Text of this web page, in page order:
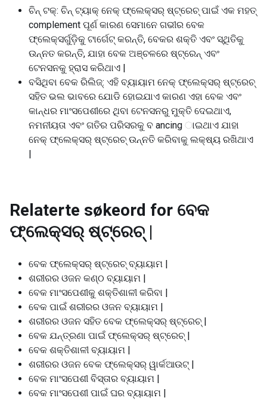
ଚିନ୍ ଟକ୍: ଚିନ୍ ଟ୍ୟାକ୍ ନେକ୍ ଫ୍ଲେକ୍ସର୍ ଷ୍ଟ୍ରେଚ୍ ପାଇଁ ଏକ ମହତ୍
complement ପୂର୍ଣ କାରଣ ସେମାନେ ଗଭୀର ବେକ
ଫ୍ଲେକ୍ସର୍ଗୁଡ଼ିକୁ ଟାର୍ଗେଟ୍ କରନ୍ତି, ବେକର ଶକ୍ତି ଏବଂ ସ୍ଥିତିକୁ
ଉନ୍ନତ କରନ୍ତି, ଯାହା ବେକ ଅଞ୍ଚଳରେ ଷ୍ଟ୍ରେନ୍ ଏବଂ
ଟେନସନକୁ ହ୍ରାସ କରିଥାଏ |
ବସିଥିବା ବେକ ରିଲିଜ୍: ଏହି ବ୍ୟାୟାମ ନେକ୍ ଫ୍ଲେକ୍ସର୍ ଷ୍ଟ୍ରେଚ୍
ସହିତ ଭଲ ଭାବରେ ଯୋଡି ହୋଇଯାଏ କାରଣ ଏହା ବେକ ଏବଂ
କାନ୍ଧର ମାଂସପେଶୀରେ ଥିବା ଟେନସନରୁ ମୁକ୍ତି ଦେଇଥାଏ,
ନମନୀୟତା ଏବଂ ଗତିର ପରିସରକୁ ବ ancing ାଇଥାଏ ଯାହା
ନେକ୍ ଫ୍ଲେକ୍ସର୍ ଷ୍ଟ୍ରେଚ୍ ଉନ୍ନତି କରିବାକୁ ଲକ୍ଷ୍ୟ ରଖିଥାଏ
|
Relaterte søkeord for ବେକ
ଫ୍ଲେକ୍ସର୍ ଷ୍ଟ୍ରେଚ୍ |
ବେକ ଫ୍ଲେକ୍ସର୍ ଷ୍ଟ୍ରେଚ୍ ବ୍ୟାୟାମ |
ଶରୀରର ଓଜନ କଣ୍ଠ ବ୍ୟାୟାମ |
ବେକ ମାଂସପେଶୀକୁ ଶକ୍ତିଶାଳୀ କରିବା |
ବେକ ପାଇଁ ଶରୀରର ଓଜନ ବ୍ୟାୟାମ |
ଶରୀରର ଓଜନ ସହିତ ବେକ ଫ୍ଲେକ୍ସର୍ ଷ୍ଟ୍ରେଚ୍ |
ବେକ ଯନ୍ତ୍ରଣା ପାଇଁ ଫ୍ଲେକ୍ସର୍ ଷ୍ଟ୍ରେଚ୍ |
ବେକ ଶକ୍ତିଶାଳୀ ବ୍ୟାୟାମ |
ଶରୀରର ଓଜନ ବେକ ଫ୍ଲେକ୍ସର୍ ୱାର୍କଆଉଟ୍ |
ବେକ ମାଂସପେଶୀ ବିସ୍ତାର ବ୍ୟାୟାମ |
ବେକ ମାଂସପେଶୀ ପାଇଁ ଘର ବ୍ୟାୟାମ |